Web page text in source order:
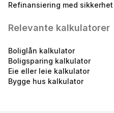
Refinansiering med sikkerhet
Relevante kalkulatorer
Boliglån kalkulator
Boligsparing kalkulator
Eie eller leie kalkulator
Bygge hus kalkulator